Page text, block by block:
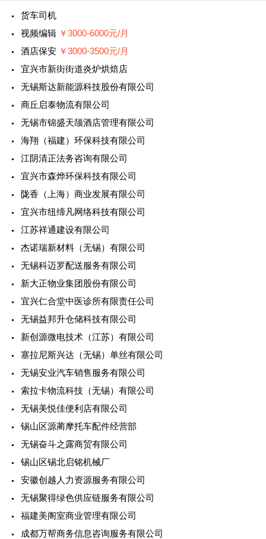
货车司机
视频编辑 ￥3000-6000元/月
酒店保安 ￥3000-3500元/月
宜兴市新街街道炎炉烘焙店
无锡斯达新能源科技股份有限公司
商丘启泰物流有限公司
无锡市锦盛天颉酒店管理有限公司
海翔（福建）环保科技有限公司
江阴清正法务咨询有限公司
宜兴市森烨环保科技有限公司
陇香（上海）商业发展有限公司
宜兴市纽缔凡网络科技有限公司
江苏祥通建设有限公司
杰诺瑞新材料（无锡）有限公司
无锡科迈罗配送服务有限公司
新大正物业集团股份有限公司
宜兴仁合堂中医诊所有限责任公司
无锡益邦升仓储科技有限公司
新创源微电技术（江苏）有限公司
塞拉尼斯兴达（无锡）单丝有限公司
无锡安业汽车销售服务有限公司
索拉卡物流科技（无锡）有限公司
无锡美悦佳便利店有限公司
锡山区源蔺摩托车配件经营部
无锡奋斗之露商贸有限公司
锡山区锡北启铭机械厂
安徽创越人力资源服务有限公司
无锡聚得绿色供应链服务有限公司
福建美阁室商业管理有限公司
成都万帮商务信息咨询服务有限公司